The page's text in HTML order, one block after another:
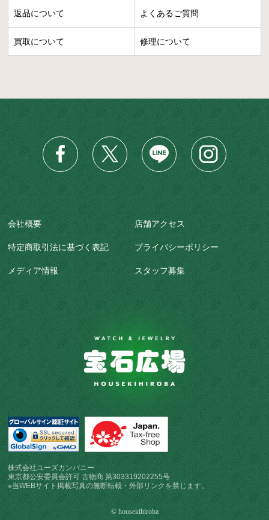
返品について よくあるご質問
買取について 修理について
会社概要 店舗アクセス
特定商取引法に基づく表記 プライバシーポリシー
メディア情報 スタッフ募集
株式会社ユーズカンパニー
東京都公安委員会許可 古物商 第303319202255号
※当WEBサイト掲載写真の無断転載・外部リンクを禁じます。
© housekihiroba